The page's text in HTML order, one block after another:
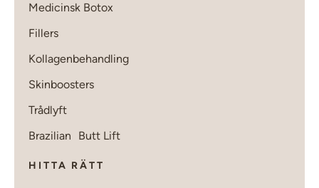
Medicinsk Botox
Fillers
Kollagenbehandling
Skinboosters
Trådlyft
Brazilian Butt Lift
HITTA RÄTT